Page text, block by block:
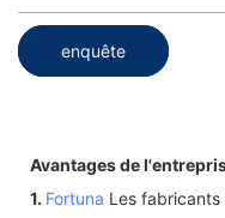
enquête
Avantages de
1. Fortuna Les